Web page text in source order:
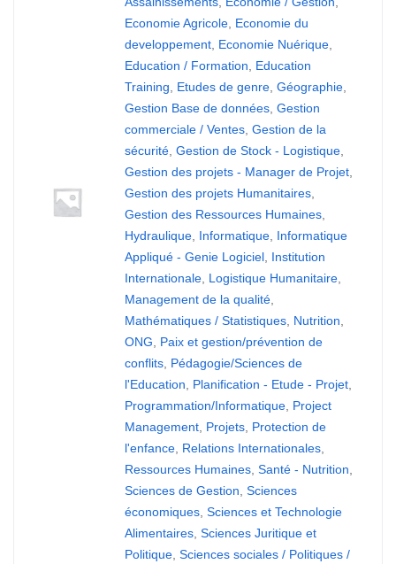
Economie Agricole, Economie du
developpement, Economie Nuérique,
Education / Formation, Education
Training, Etudes de genre, Géographie,
Gestion Base de données, Gestion
commerciale / Ventes, Gestion de la
sécurité, Gestion de Stock - Logistique,
Gestion des projets - Manager de Projet,
Gestion des projets Humanitaires,
Gestion des Ressources Humaines,
Hydraulique, Informatique, Informatique
Appliqué - Genie Logiciel, Institution
Internationale, Logistique Humanitaire,
Management de la qualité,
Mathématiques / Statistiques, Nutrition,
ONG, Paix et gestion/prévention de
conflits, Pédagogie/Sciences de
l'Education, Planification - Etude - Projet,
Programmation/Informatique, Project
Management, Projets, Protection de
l'enfance, Relations Internationales,
Ressources Humaines, Santé - Nutrition,
Sciences de Gestion, Sciences
économiques, Sciences et Technologie
Alimentaires, Sciences Juritique et
Politique, Sciences sociales / Politiques /